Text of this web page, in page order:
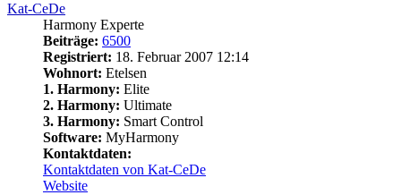
Kat-CeDe
Harmony Experte
Beiträge: 6500
Registriert: 18. Februar 2007 12:14
Wohnort: Etelsen
1. Harmony: Elite
2. Harmony: Ultimate
3. Harmony: Smart Control
Software: MyHarmony
Kontaktdaten:
Kontaktdaten von Kat-CeDe
Website